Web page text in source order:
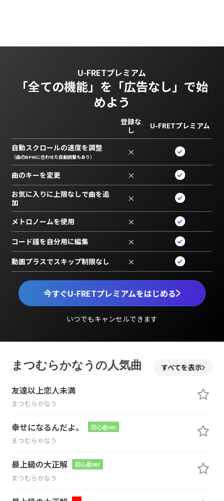
U-FRETプレミアム
「全ての機能」を 「広告なし」で始
めよう
今すぐU-FRETプレミアムをはじめる
いつでもキャンセルできます
登録な
し
U-FRETプレミアム
自動スクロールの速度を調整
（曲のBPMに合わせた自動調整もあり） ×
曲のキーを変更 ×
お気に入りに上限なしで曲を追
加
×
メトロノームを使用 ×
コード譜を自分用に編集 ×
動画プラスでスキップ制限なし ×
まつむらかなうの人気曲 すべてを表示
友達以上恋人未満
まつむらかなう
幸せになるんだよ。 初心者ver
まつむらかなう
最上級の大正解 初心者ver
まつむらかなう